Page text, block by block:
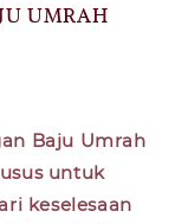
UMRAH
Baju Umrah
untuk
keselesaan